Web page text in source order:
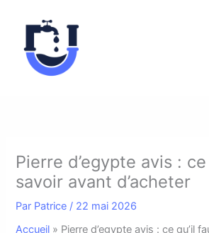
Pierre d’egypte avis :
savoir avant d’acheter
Par Patrice / 22 mai 2026
Accueil » Pierre d’egypte avis : ce qu’il